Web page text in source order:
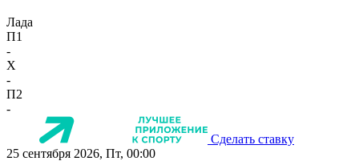
Лада
П1
-
X
-
П2
-
Сделать ставку
25 сентября 2026, Пт, 00:00